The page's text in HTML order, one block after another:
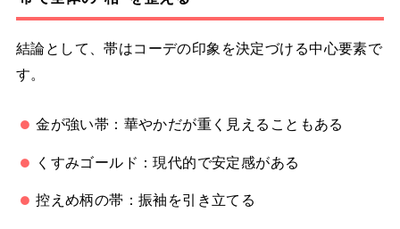
結論として、帯はコーデの印象を決定づける中心要素で
す。
金が強い帯：華やかだが重く見えることもある
くすみゴールド：現代的で安定感がある
控えめ柄の帯：振袖を引き立てる